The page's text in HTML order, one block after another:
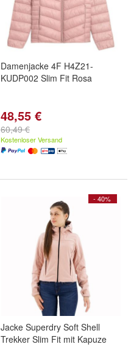
Damenjacke 4F H4Z21-
KUDP002 Slim Fit Rosa
48,55 €
60,49 €
Kostenloser Versand
- 40%
Jacke Superdry Soft Shell
Trekker Slim Fit mit Kapuze